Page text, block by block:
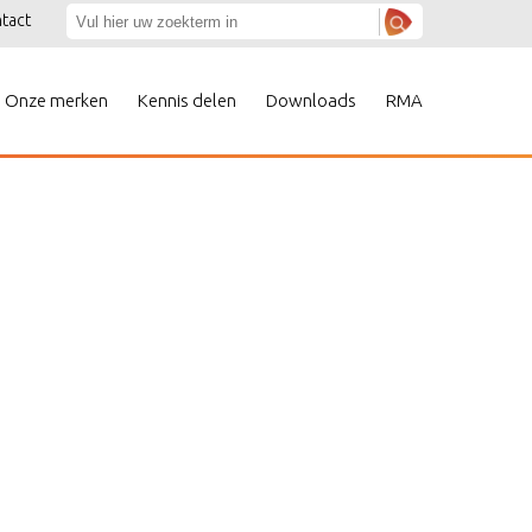
Onze merken Kennis delen Downloads RMA